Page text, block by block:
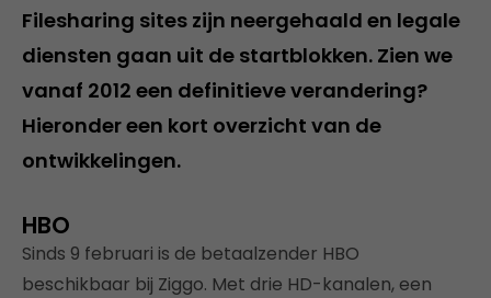
Filesharing sites zijn neergehaald en legale
diensten gaan uit de startblokken. Zien we
vanaf 2012 een definitieve verandering?
Hieronder een kort overzicht van de
ontwikkelingen.
HBO
Sinds 9 februari is de betaalzender HBO
beschikbaar bij Ziggo. Met drie HD-kanalen, een